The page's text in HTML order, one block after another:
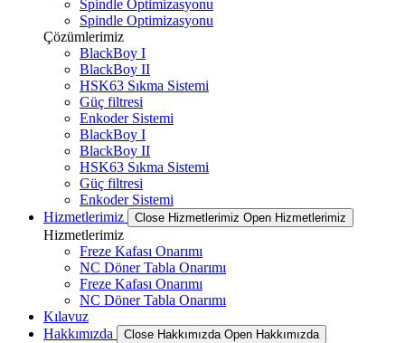
Spindle Optimizasyonu
Spindle Optimizasyonu
Çözümlerimiz
BlackBoy I
BlackBoy II
HSK63 Sıkma Sistemi
Güç filtresi
Enkoder Sistemi
BlackBoy I
BlackBoy II
HSK63 Sıkma Sistemi
Güç filtresi
Enkoder Sistemi
Hizmetlerimiz
Close Hizmetlerimiz Open Hizmetlerimiz
Hizmetlerimiz
Freze Kafası Onarımı
NC Döner Tabla Onarımı
Freze Kafası Onarımı
NC Döner Tabla Onarımı
Kılavuz
Hakkımızda
Close Hakkımızda Open Hakkımızda